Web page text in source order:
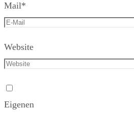
Mail*
Website
Eigenen